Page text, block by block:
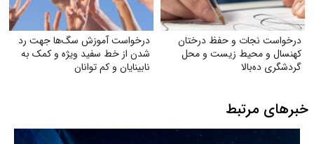
درخواست نجات و حفظ درختان
کهنسال و محیط زیست و محل
گردشگری ده‌بالا
درخواست آموزش سگ‌ها جهت رد
شدن از خط سفید ویژه و کمک به
نابینایان و کم توانان
خبرهای مرتبط